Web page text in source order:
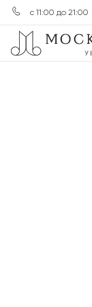
с 11:00 до 21:00